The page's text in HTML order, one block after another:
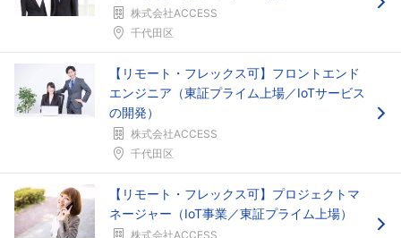
株式会社ACCESS
千代田区
【リモート・フレックス可】フロントエンド
エンジニア（東証プライム上場／IoTサービス
の開発）
株式会社ACCESS
千代田区
【リモート・フレックス可】プロジェクトマ
ネージャー（IoT事業／東証プライム上場）
株式会社ACCESS